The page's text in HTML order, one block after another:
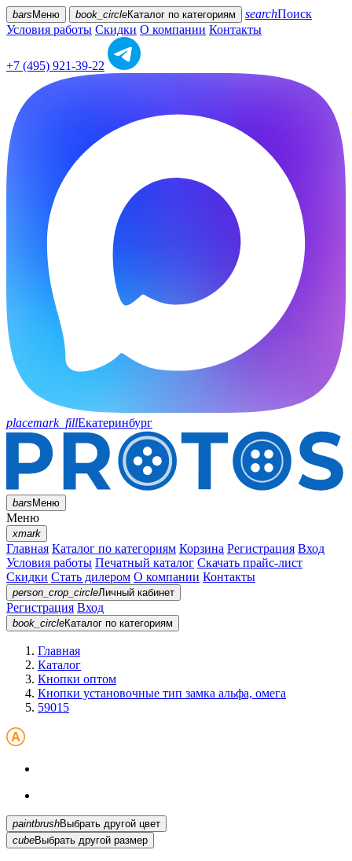
bars Меню book_circleКаталог по категориям searchПоиск
Условия работы Скидки О компании Контакты
+7 (495) 921-39-22
placemark_fillЕкатеринбург
barsМеню
Меню
xmark
Главная Каталог по категориям Корзина Регистрация Вход
Условия работы Печатный каталог Скачать прайс-лист
Скидки Стать дилером О компании Контакты
person_crop_circleЛичный кабинет
Регистрация Вход
book_circleКаталог по категориям
Главная
Каталог
Кнопки оптом
Кнопки установочные тип замка альфа, омега
59015
paintbrush
Выбрать другой цвет
cubeВыбрать другой размер